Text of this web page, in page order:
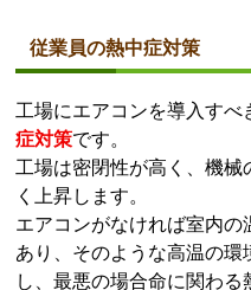
従業員の熱中症対策
工場にエアコンを導入すべ
症対策です。
工場は密閉性が高く、機械
く上昇します。
エアコンがなければ室内
あり、そのような高温の
し、最悪の場合命に関わ